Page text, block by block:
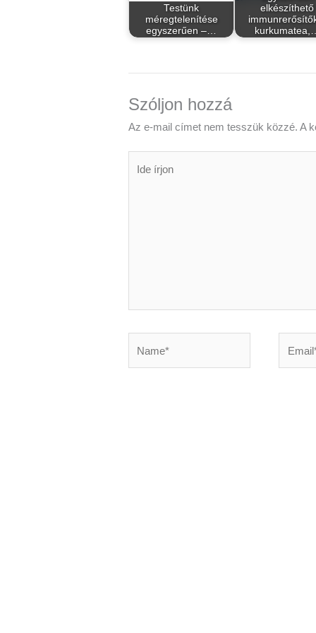
Testünk
méregtelenítése
egyszerűen –…
elkészíthető
Szóljon hozzá
Az e-mail címet nem tesszük közzé. A
írjon